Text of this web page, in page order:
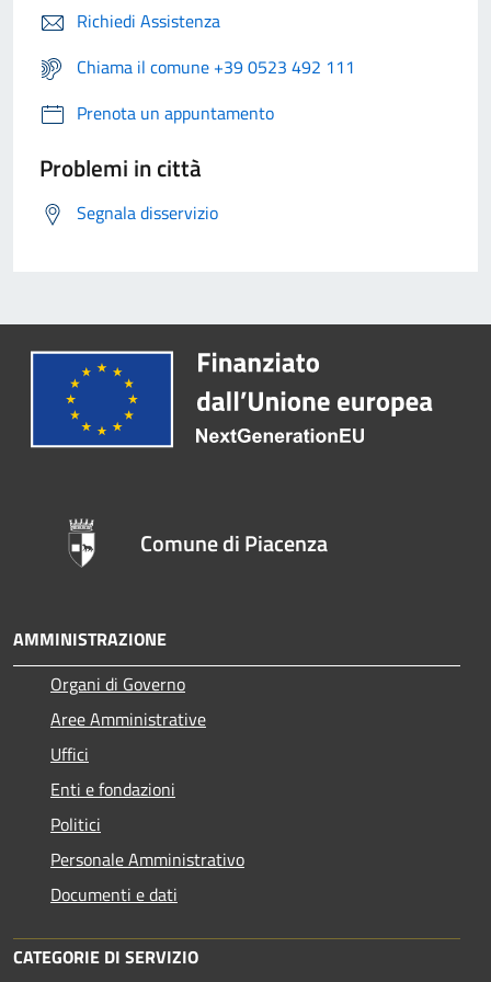
Richiedi Assistenza
Chiama il comune +39 0523 492 111
Prenota un appuntamento
Problemi in città
Segnala disservizio
Comune di Piacenza
AMMINISTRAZIONE
Organi di Governo
Aree Amministrative
Uffici
Enti e fondazioni
Politici
Personale Amministrativo
Documenti e dati
CATEGORIE DI SERVIZIO